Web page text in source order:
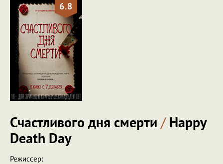
6.8
Счастливого дня смерти /Happy
Death Day
Режиссер: